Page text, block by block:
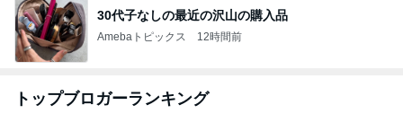
30代子なしの最近の沢山の購入品
Amebaトピックス 12時間前
トップブロガーランキング